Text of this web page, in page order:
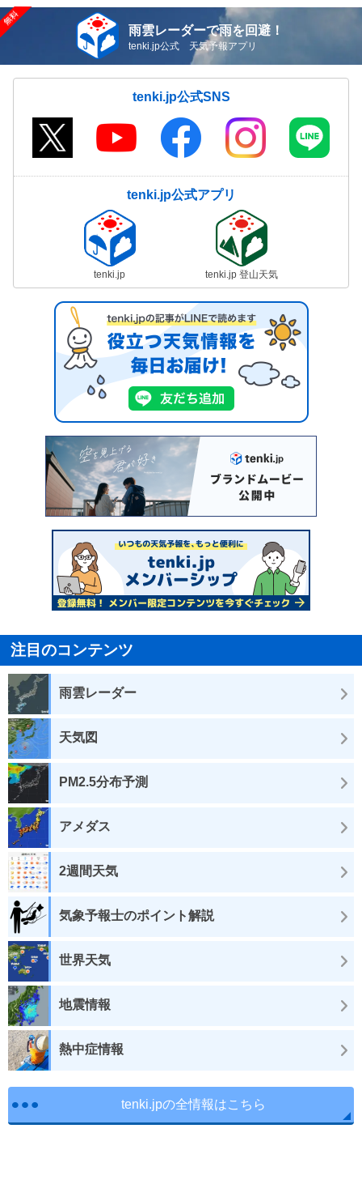
雨雲レーダーで雨を回避！
tenki.jp公式 天気予報アプリ
tenki.jp公式SNS
tenki.jp公式アプリ
tenki.jp tenki.jp 登山天気
注目のコンテンツ
雨雲レーダー
天気図
PM2.5分布予測
アメダス
2週間天気
気象予報士のポイント解説
世界天気
地震情報
熱中症情報
tenki.jpの全情報はこちら